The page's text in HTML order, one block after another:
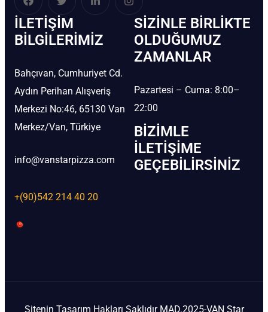
İLETIŞIM
BİLGILERIMIZ
Bahçıvan, Cumhuriyet Cd.
Aydın Perihan Alışveriş
Merkezi No:46, 65130 Van
Merkez/Van, Türkiye
info@vanstarpizza.com
+(90)542 214 40 20
SIZINLE BIRLIKTE
OLDUĞUMUZ
ZAMANLAR
Pazartesi – Cuma: 8:00–
22:00
BIZIMLE
İLETIŞIME
GEÇEBILIRSINIZ
Sitenin Tasarım Hakları Saklıdır MAD.2025-VAN Star